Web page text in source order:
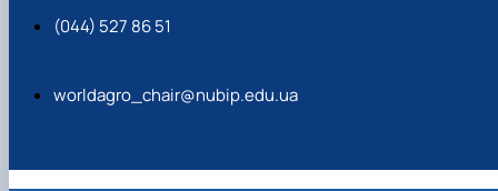
(044) 527 86 51
worldagro_chair@nubip.edu.ua